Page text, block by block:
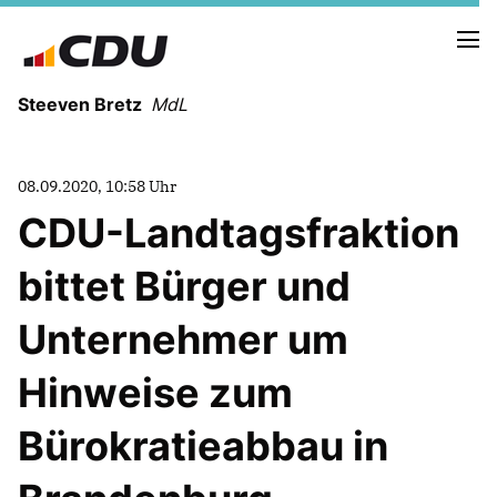
Steeven Bretz MdL
VITA
WAHLKREISBESUCHE
PRESSEFOTOS
MEIN BÜRGERBÜRO
MEIN WAHLKREIS
ZIELE
08.09.2020, 10:58 Uhr
CDU-Landtagsfraktion
bittet Bürger und
Unternehmer um
Hinweise zum
Bürokratieabbau in